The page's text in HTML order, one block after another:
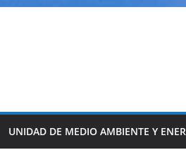
UNIDAD DE MEDIO AMBIENTE Y